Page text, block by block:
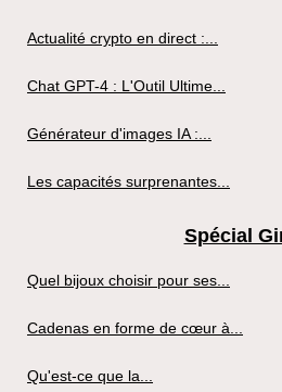
Actualité crypto en direct :...
Chat GPT-4 : L'Outil Ultime...
Générateur d'images IA :...
Les capacités surprenantes...
Spécial
Quel bijoux choisir pour ses...
Cadenas en forme de cœur à...
Qu'est-ce que la...